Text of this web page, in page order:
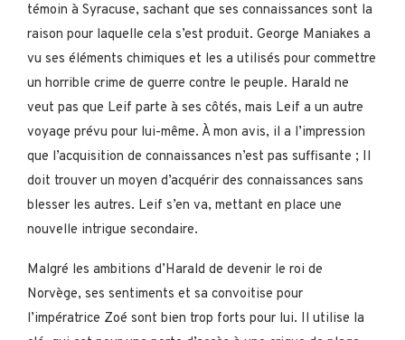
témoin à Syracuse, sachant que ses connaissances sont la
raison pour laquelle cela s’est produit. George Maniakes a
vu ses éléments chimiques et les a utilisés pour commettre
un horrible crime de guerre contre le peuple. Harald ne
veut pas que Leif parte à ses côtés, mais Leif a un autre
voyage prévu pour lui-même. À mon avis, il a l’impression
que l’acquisition de connaissances n’est pas suffisante ; Il
doit trouver un moyen d’acquérir des connaissances sans
blesser les autres. Leif s’en va, mettant en place une
nouvelle intrigue secondaire.
Malgré les ambitions d’Harald de devenir le roi de
Norvège, ses sentiments et sa convoitise pour
l’impératrice Zoé sont bien trop forts pour lui. Il utilise la